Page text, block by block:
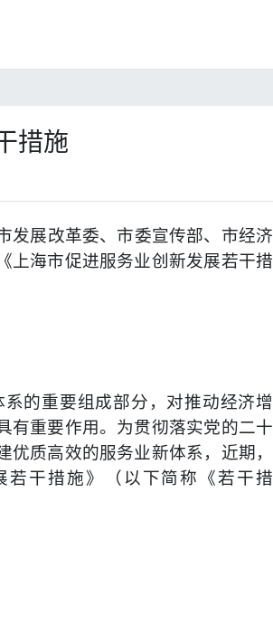
措施
发展改革委、市委宣传部、市经济
上海市促进服务业创新发展若干措
的重要组成部分，对推动经济增
有重要作用。为贯彻落实党的二十
质高效的服务业新体系，近期，
干措施》（以下简称《若干措